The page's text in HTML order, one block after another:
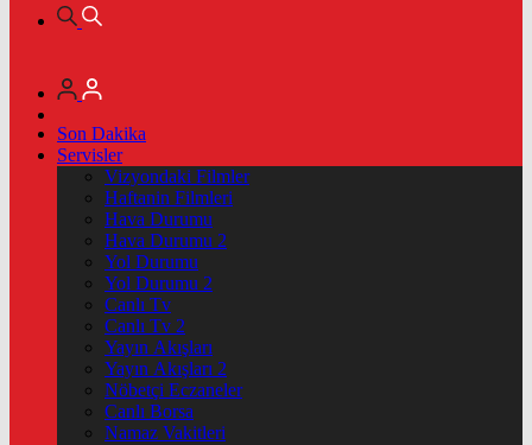
Son Dakika
Servisler
Vizyondaki Filmler
Haftanin Filmleri
Hava Durumu
Hava Durumu 2
Yol Durumu
Yol Durumu 2
Canlı Tv
Canlı Tv 2
Yayın Akışları
Yayın Akışları 2
Nöbetçi Eczaneler
Canlı Borsa
Namaz Vakitleri